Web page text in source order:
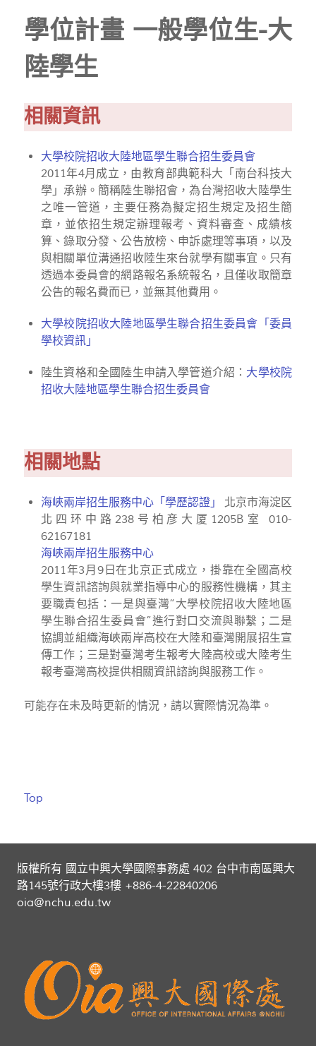
學位計畫 一般學位生-大
陸學生
相關資訊
大學校院招收大陸地區學生聯合招生委員會
2011年4月成立，由教育部典範科大「南台科技大
學」承辦。簡稱陸生聯招會，為台灣招收大陸學生
之唯一管道，主要任務為擬定招生規定及招生簡
章，並依招生規定辦理報考、資料審查、成績核
算、錄取分發、公告放榜、申訴處理等事項，以及
與相關單位溝通招收陸生來台就學有關事宜。只有
透過本委員會的網路報名系統報名，且僅收取簡章
公告的報名費而已，並無其他費用。
大學校院招收大陸地區學生聯合招生委員會「委員
學校資訊」
陸生資格和全國陸生申請入學管道介紹： 大學校院
招收大陸地區學生聯合招生委員會
相關地點
海峽兩岸招生服務中心「學歷認證」
北京市海淀区
北四环中路238号柏彦大厦1205B室 010-
62167181
海峽兩岸招生服務中心
2011年3月9日在北京正式成立，掛靠在全國高校
學生資訊諮詢與就業指導中心的服務性機構，其主
要職責包括：一是與臺灣“大學校院招收大陸地區
學生聯合招生委員會”進行對口交流與聯繫；二是
協調並組織海峽兩岸高校在大陸和臺灣開展招生宣
傳工作；三是對臺灣考生報考大陸高校或大陸考生
報考臺灣高校提供相關資訊諮詢與服務工作。
可能存在未及時更新的情況，請以實際情況為準。
Top
版權所有 國立中興大學國際事務處 402 台中市南區興大
路145號行政大樓3樓 +886-4-22840206
oia@nchu.edu.tw